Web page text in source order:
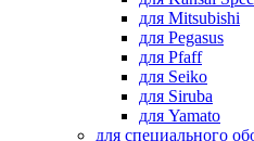
для Mitsubishi
для Pegasus
для Pfaff
для Seiko
для Siruba
для Yamato
для специального